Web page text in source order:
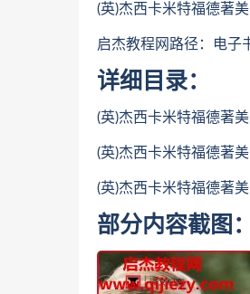
(英)杰西卡米特福德著
启杰教程网路径：电子
详细目录：
(英)杰西卡米特福德著
(英)杰西卡米特福德著
(英)杰西卡米特福德著
部分内容截图：